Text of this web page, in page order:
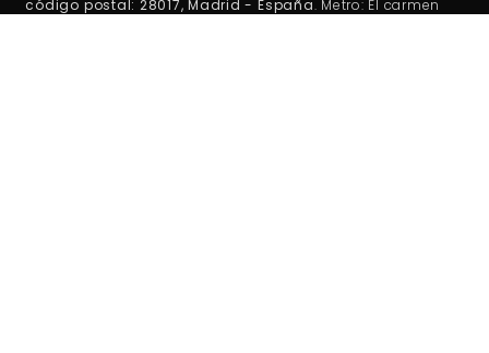
código postal: 28017, Madrid - España. Metro: El carmen